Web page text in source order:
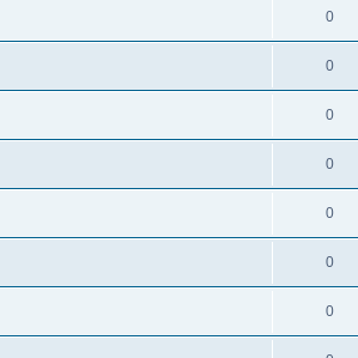
0
0
0
0
0
0
0